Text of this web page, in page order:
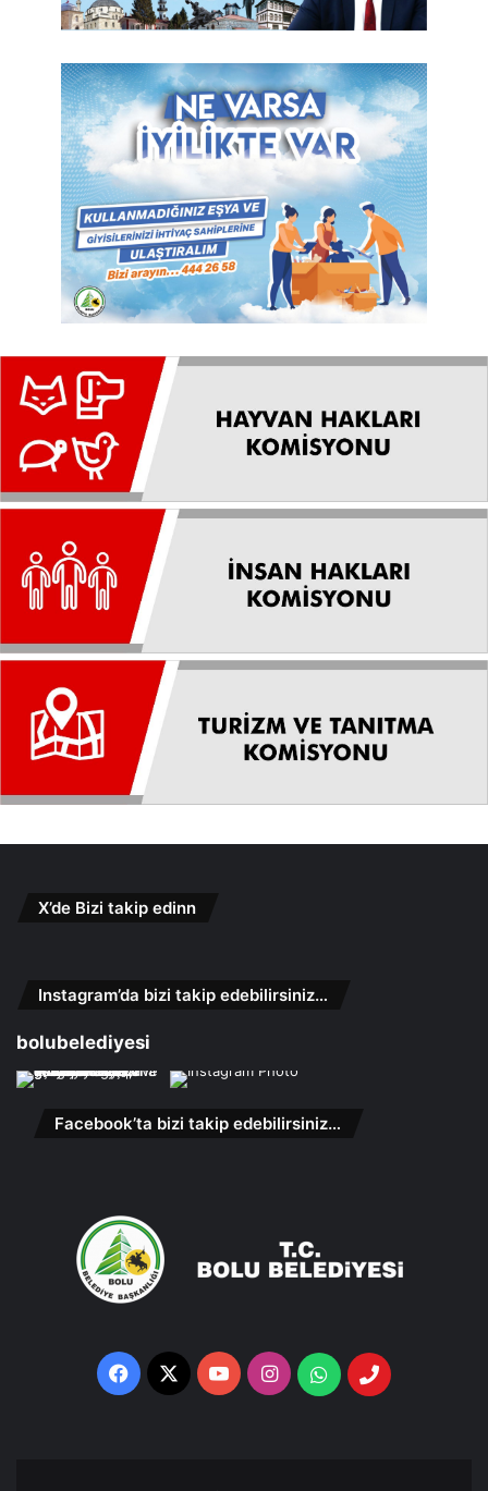
X’de Bizi takip edinn
Instagram’da bizi takip edebilirsiniz…
bolubelediyesi
Facebook’ta bizi takip edebilirsiniz…
Facebook
X YouTubeInstagramWhatsappTelefon